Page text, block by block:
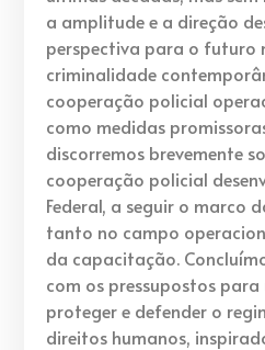
a amplitude e a direção
perspectiva para o futuro
criminalidade
cooperação policial
como medidas
discorremos brevemente
cooperação policial
Federal, a seguir o marco
tanto no campo
da capacitação.
com os pressupostos
proteger e defender o
direitos humanos,